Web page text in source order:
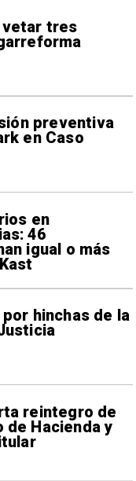
vetar tres
preventiva
en Caso
en
46
igual o más
hinchas de la
reintegro de
Hacienda y